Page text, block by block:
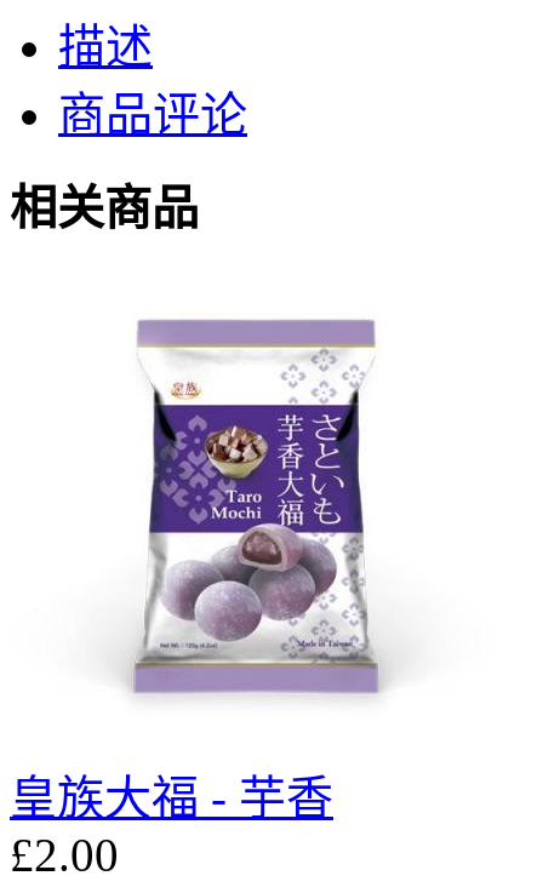
描述
商品评论
相关商品
皇族大福 - 芋香
£2.00